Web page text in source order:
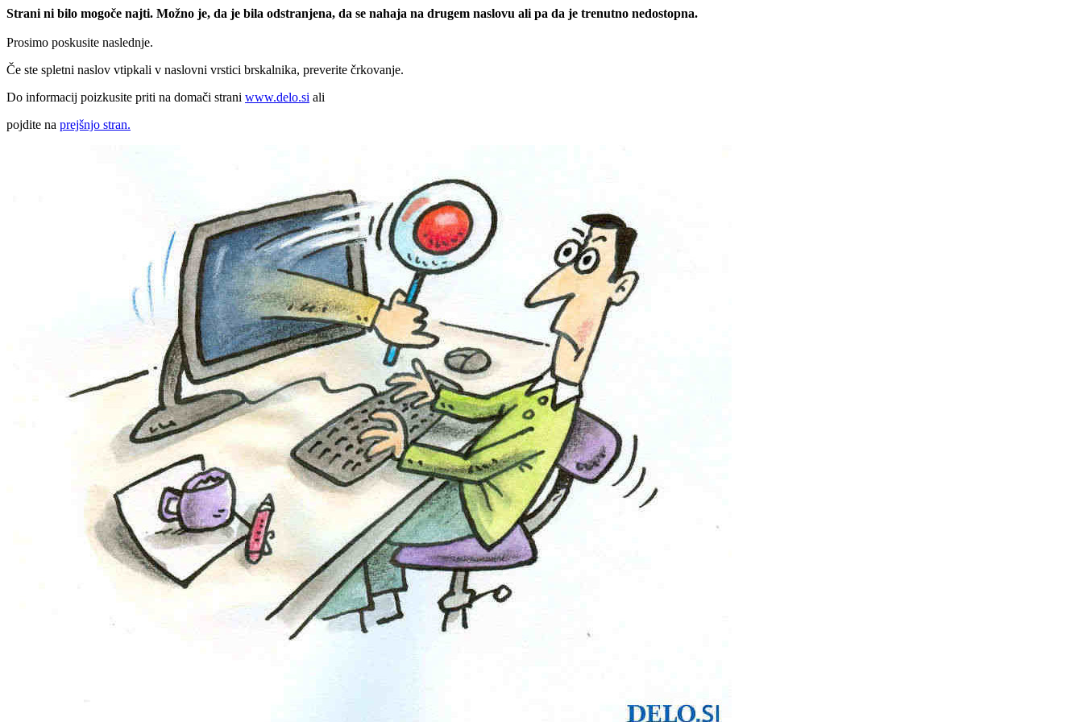
Strani ni bilo mogoče najti. Možno je, da je bila odstranjena, da se nahaja na drugem naslovu ali pa da je trenutno nedostopna.
Prosimo poskusite naslednje.
Če ste spletni naslov vtipkali v naslovni vrstici brskalnika, preverite črkovanje.
Do informacij poizkusite priti na domači strani www.delo.si ali
pojdite na prejšnjo stran.